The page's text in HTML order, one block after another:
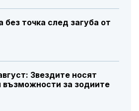
точка след загуба от
Звездите носят
възможности за зодиите